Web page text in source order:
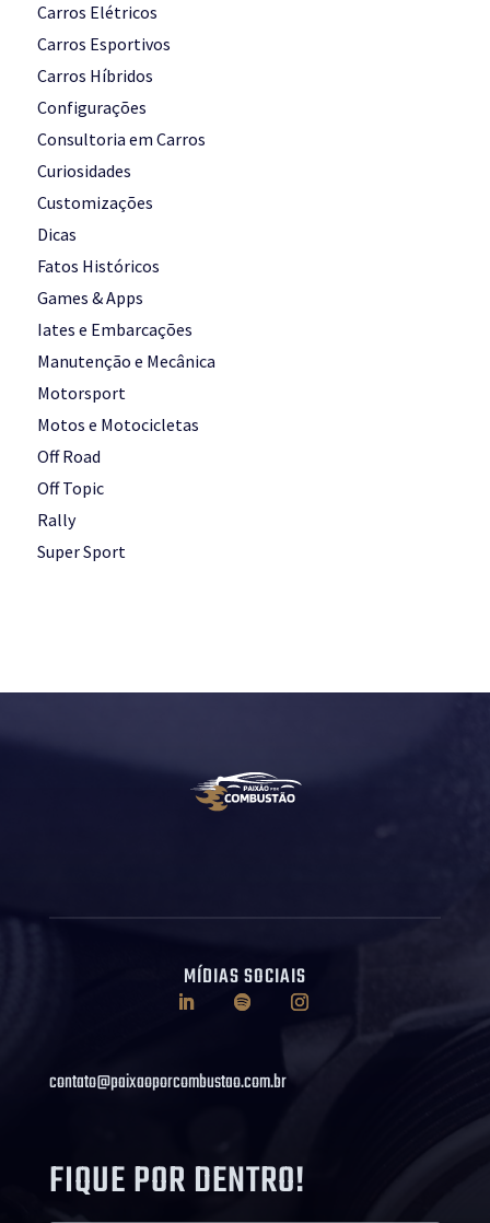
Carros Elétricos
Carros Esportivos
Carros Híbridos
Configurações
Consultoria em Carros
Curiosidades
Customizações
Dicas
Fatos Históricos
Games & Apps
Iates e Embarcações
Manutenção e Mecânica
Motorsport
Motos e Motocicletas
Off Road
Off Topic
Rally
Super Sport
MÍDIAS SOCIAIS
contato@paixaoporcombustao.com.br
FIQUE POR DENTRO!